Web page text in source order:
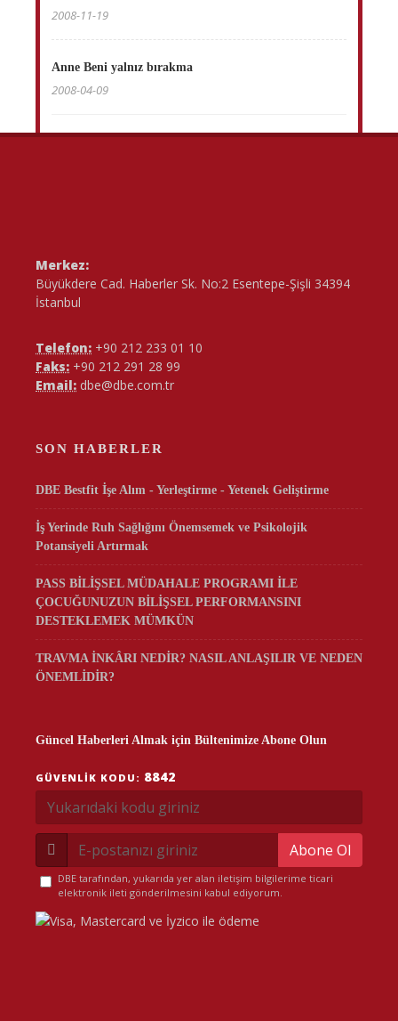
2008-11-19
Anne Beni yalnız bırakma
2008-04-09
Merkez:
Büyükdere Cad. Haberler Sk. No:2 Esentepe-Şişli 34394
İstanbul
Telefon: +90 212 233 01 10
Faks: +90 212 291 28 99
Email: dbe@dbe.com.tr
SON HABERLER
DBE Bestfit İşe Alım - Yerleştirme - Yetenek Geliştirme
İş Yerinde Ruh Sağlığını Önemsemek ve Psikolojik
Potansiyeli Artırmak
PASS BİLİŞSEL MÜDAHALE PROGRAMI İLE
ÇOCUĞUNUZUN BİLİŞSEL PERFORMANSINI
DESTEKLEMEK MÜMKÜN
TRAVMA İNKÂRI NEDİR? NASIL ANLAŞILIR VE NEDEN
ÖNEMLİDİR?
Güncel Haberleri Almak için Bültenimize Abone Olun
GÜVENLIK KODU: 8842
Abone Ol
DBE tarafından, yukarıda yer alan iletişim bilgilerime ticari
elektronik ileti gönderilmesini kabul ediyorum.